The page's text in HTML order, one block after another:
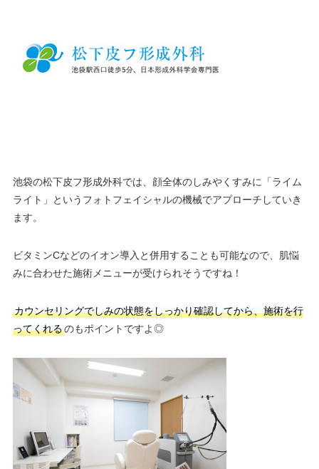
池袋の松下皮フ形成外科では、顔全体のしみやくすみに「ライム
ライト」というフォトフェイシャルの機械でアプローチしていき
ます。
ビタミンCなどのイオン導入と併用することも可能なので、肌悩
みに合わせた施術メニューが受けられそうですね！
カウンセリングでしみの状態をしっかり確認してから、施術を行
ってくれるのもポイントですよ◎